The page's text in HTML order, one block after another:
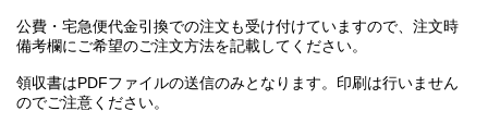
公費・宅急便代金引換での注文も受け付けていますので、注文時
備考欄にご希望のご注文方法を記載してください。
領収書はPDFファイルの送信のみとなります。印刷は行いません
のでご注意ください。